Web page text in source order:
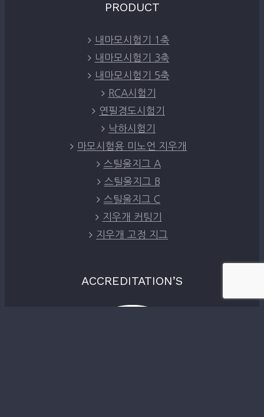
PRODUCT
내마모시험기 1축
내마모시험기 3축
내마모시험기 5축
RCA시험기
연필경도시험기
낙하시험기
마모시험용 미노언 지우개
스틸울지그 A
스틸울지그 B
스틸울지그 C
지우개 커팅기
지우개 고정 지그
ACCREDITATION’S